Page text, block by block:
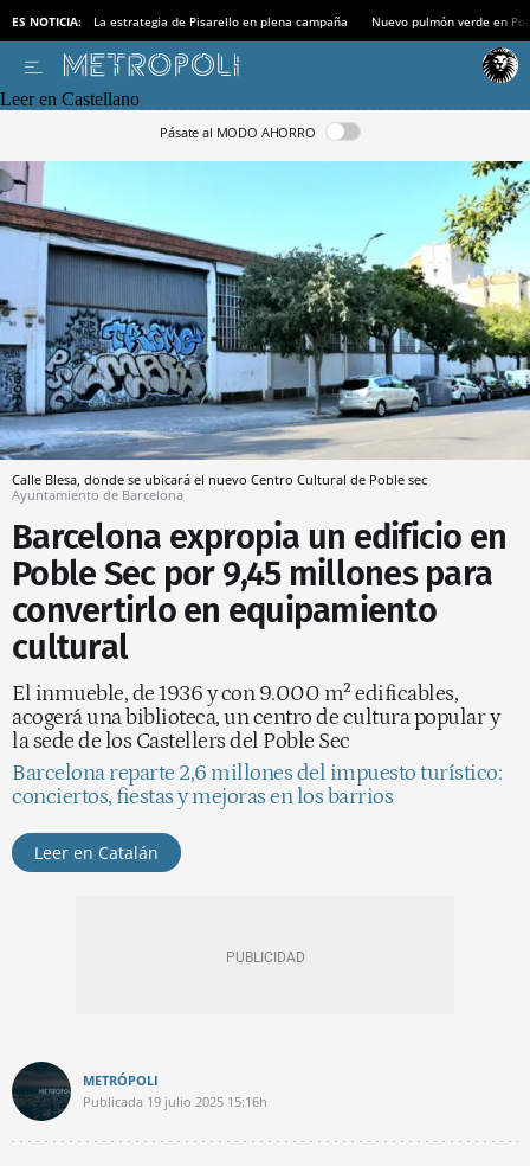
ES NOTICIA: La estrategia de Pisarello en plena campaña Nuevo pulmón verde en
Leer en Castellano
Pásate al MODO AHORRO
Calle Blesa, donde se ubicará el nuevo Centro Cultural de Poble sec
Ayuntamiento de Barcelona
Barcelona expropia un edificio en
Poble Sec por 9,45 millones para
convertirlo en equipamiento
cultural
El inmueble, de 1936 y con 9.000 m² edificables,
acogerá una biblioteca, un centro de cultura popular y
la sede de los Castellers del Poble Sec
Barcelona reparte 2,6 millones del impuesto turístico:
conciertos, fiestas y mejoras en los barrios
Leer en Catalán
METRÓPOLI
Publicada 19 julio 2025 15:16h